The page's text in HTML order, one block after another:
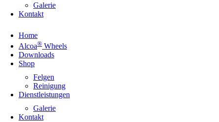
Galerie
Kontakt
Home
Alcoa® Wheels
Downloads
Shop
Felgen
Reinigung
Dienstleistungen
Galerie
Kontakt